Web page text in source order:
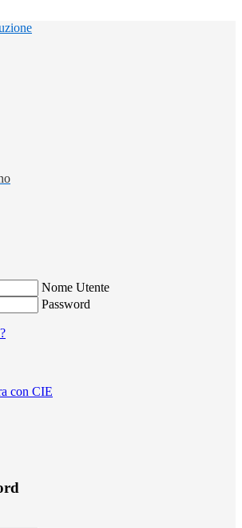
Nome Utente
Password
con CIE